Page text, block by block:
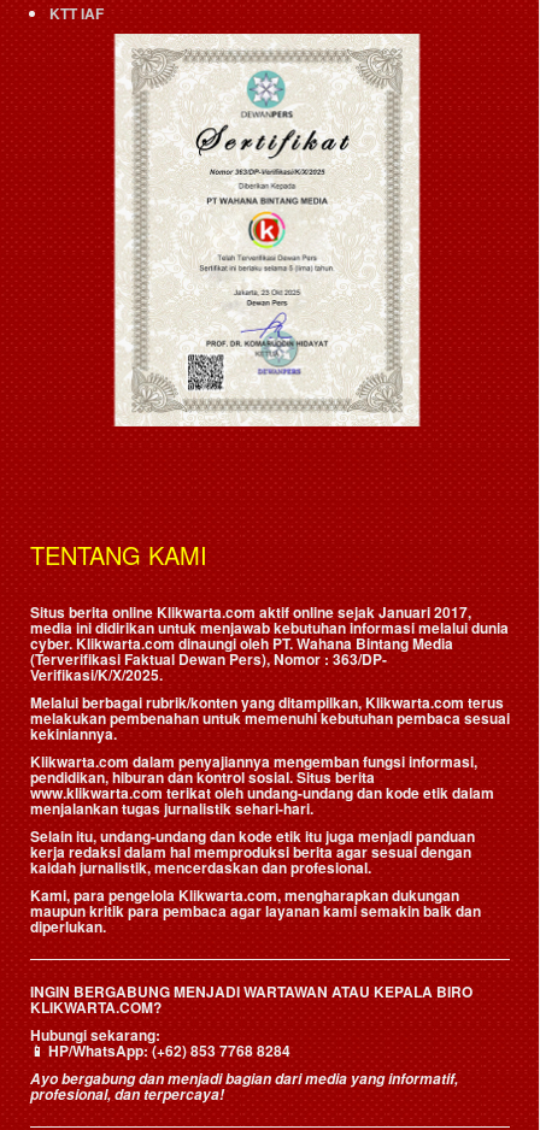
KTT IAF
TENTANG KAMI
Situs berita online Klikwarta.com aktif online sejak Januari 2017,
media ini didirikan untuk menjawab kebutuhan informasi melalui dunia
cyber. Klikwarta.com dinaungi oleh PT. Wahana Bintang Media
(Terverifikasi Faktual Dewan Pers), Nomor : 363/DP-
Verifikasi/K/X/2025.
Melalui berbagai rubrik/konten yang ditampilkan, Klikwarta.com terus
melakukan pembenahan untuk memenuhi kebutuhan pembaca sesuai
kekiniannya.
Klikwarta.com dalam penyajiannya mengemban fungsi informasi,
pendidikan, hiburan dan kontrol sosial. Situs berita
www.klikwarta.com terikat oleh undang-undang dan kode etik dalam
menjalankan tugas jurnalistik sehari-hari.
Selain itu, undang-undang dan kode etik itu juga menjadi panduan
kerja redaksi dalam hal memproduksi berita agar sesuai dengan
kaidah jurnalistik, mencerdaskan dan profesional.
Kami, para pengelola Klikwarta.com, mengharapkan dukungan
maupun kritik para pembaca agar layanan kami semakin baik dan
diperlukan.
INGIN BERGABUNG MENJADI WARTAWAN ATAU KEPALA BIRO
KLIKWARTA.COM?
Hubungi sekarang:
📱HP/WhatsApp:(+62) 853 7768 8284
Ayo bergabung dan menjadi bagian dari media yang informatif,
profesional, dan terpercaya!